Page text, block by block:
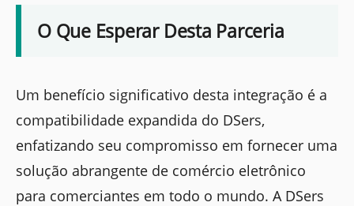
O Que Esperar Desta Parceria
Um benefício significativo desta integração é a
compatibilidade expandida do DSers,
enfatizando seu compromisso em fornecer uma
solução abrangente de comércio eletrônico
para comerciantes em todo o mundo. A DSers